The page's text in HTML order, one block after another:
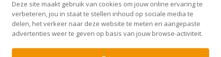
Privacybeleid
Deze site maakt gebruik van cookies om jouw online ervaring te
verbeteren, jou in staat te stellen inhoud op sociale media te
delen, het verkeer naar deze website te meten en aangepaste
advertenties weer te geven op basis van jouw browse-activiteit.